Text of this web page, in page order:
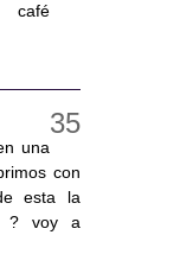
café
una
con
esta la
? voy a